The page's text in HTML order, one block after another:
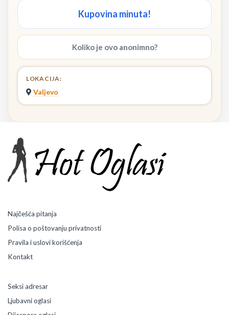
Kupovina minuta!
Koliko je ovo anonimno?
LOKACIJA:
Valjevo
Najčešća pitanja
Polisa o poštovanju privatnosti
Pravila i uslovi korišćenja
Kontakt
Seksi adresar
Ljubavni oglasi